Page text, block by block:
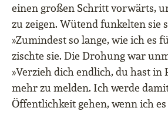
einen großen Schritt vorwärts,
zu zeigen. Wütend funkelten sie
»Zumindest so lange, wie ich es
zischte sie. Die Drohung war
»Verzieh dich endlich, du hast in
mehr zu melden. Ich werde
Öffentlichkeit gehen, wenn ich